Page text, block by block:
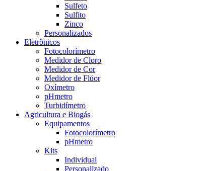
Sulfeto
Sulfito
Zinco
Personalizados
Eletrônicos
Fotocolorímetro
Medidor de Cloro
Medidor de Cor
Medidor de Flúor
Oxímetro
pHmetro
Turbidímetro
Agricultura e Biogás
Equipamentos
Fotocolorímetro
pHmetro
Kits
Individual
Personalizado